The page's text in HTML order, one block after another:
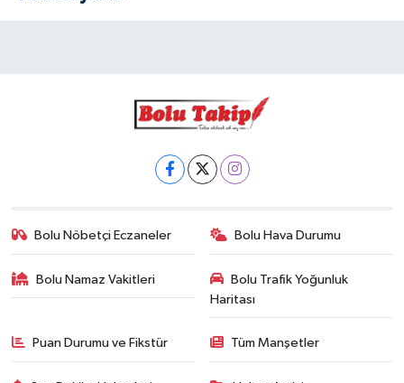
Bolu Nöbetçi Eczaneler Bolu Hava Durumu
Bolu Namaz Vakitleri
Bolu Trafik Yoğunluk
Haritası
Puan Durumu ve Fikstür Tüm Manşetler